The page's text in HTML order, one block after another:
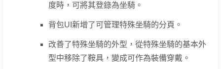
度時，可將其登錄為坐騎。
背包UI新增了可管理特殊坐騎的分頁。
改善了特殊坐騎的外型，從特殊坐騎的基本外
型中移除了鞍具，變成可作為裝備穿戴。